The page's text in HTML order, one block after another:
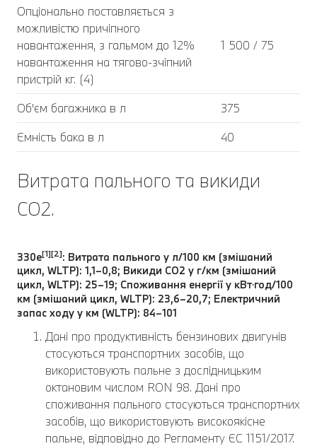
Опціонально поставляється з
можливістю причіпного
навантаження, з гальмом до 12%
навантаження на тягово-зчіпний
пристрій кг. (4)
1 500 / 75
Об'єм багажника в л
375
Ємність бака в л
40
Витрата пального та викиди
CO2.
330e[1][2]: Витрата пального у л/100 км (змішаний
цикл, WLTP): 1,1–0,8; Викиди CO2 у г/км (змішаний
цикл, WLTP): 25–19; Споживання енергії у кВт⋅год/100
км (змішаний цикл, WLTP): 23,6–20,7; Електричний
запас ходу у км (WLTP): 84–101
Дані про продуктивність бензинових двигунів
стосуються транспортних засобів, що
використовують пальне з дослідницьким
октановим числом RON 98. Дані про
споживання пального стосуються транспортних
засобів, що використовують високоякісне
пальне, відповідно до Регламенту ЄС 1151/2017.